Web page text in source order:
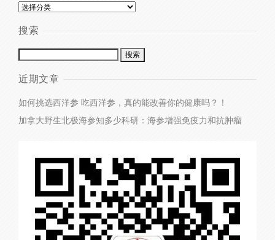
搜索
近期文章
如何挑选西洋参 吃西洋参，真的能改善你的健康吗？！
加拿大野生北极海参知多少科研：海参增强免疫力和抗肿瘤